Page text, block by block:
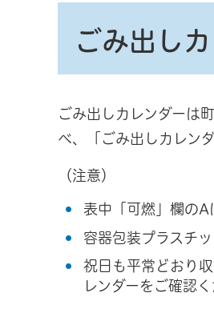
ごみ出し
ごみ出しカレンダーは
べ、「ごみ出しカレン
（注意）
表中「可燃」欄のA
容器包装プラスチ
祝日も平常どおり
レンダーをご確認く